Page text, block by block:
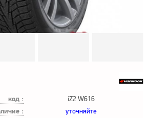
код : iZ2 W616
: уточняйте